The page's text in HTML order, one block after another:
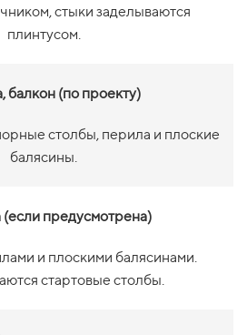
стыки заделываются
плинтусом.
балкон (по проекту)
столбы, перила и плоские
балясины.
предусмотрена)
и плоскими балясинами.
стартовые столбы.